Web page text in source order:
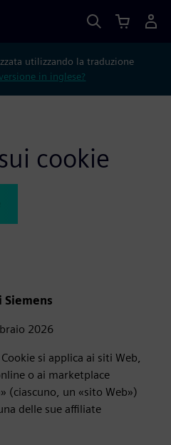
utilizzando la traduzione
in inglese?
cookie
Siemens
2026
si applica ai siti Web,
o ai marketplace
(ciascuno, un «sito Web»)
delle sue affiliate